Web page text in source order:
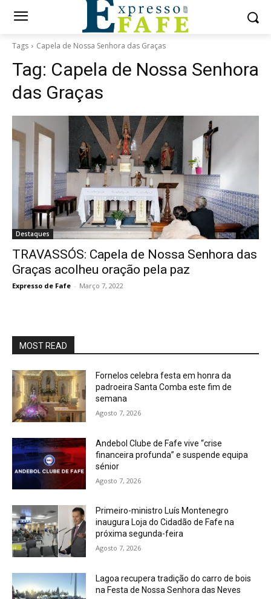
Tags Capela de Nossa Senhora das Graças
Tag: Capela de Nossa Senhora
das Graças
Destaques
TRAVASSÓS: Capela de Nossa Senhora das
Graças acolheu oração pela paz
Expresso de Fafe - Março 7, 2022
MOST READ
Fornelos celebra festa em honra da
padroeira Santa Comba este fim de
semana
Agosto 7, 2026
Andebol Clube de Fafe vive “crise
financeira profunda” e suspende equipa
sénior
Agosto 7, 2026
Primeiro-ministro Luís Montenegro
inaugura Loja do Cidadão de Fafe na
próxima segunda-feira
Agosto 7, 2026
Lagoa recupera tradição do carro de bois
na Festa de Nossa Senhora das Neves